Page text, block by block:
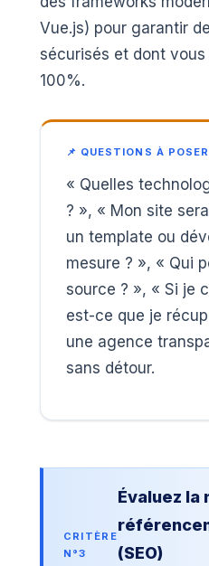
Vue.js) pour garantir
sécurisés et dont
100%.
📌 QUESTIONS À
« Quelles
? », « Mon site
un template ou
mesure ? », « Qui
source ? », « Si je
est-ce que je
une agence
sans détour.
CRITÈRE
N°3
Évaluez la
(SEO)